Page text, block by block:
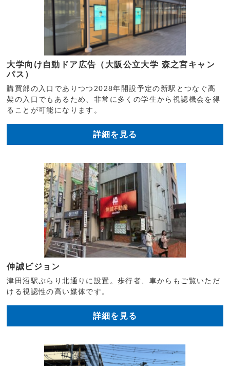
大学向け自動ドア広告（大阪公立大学 森之宮キャン
パス）
購買部の入口でありつつ2028年開設予定の新駅とつなぐ高
架の入口でもあるため、非常に多くの学生から視認機会を得
ることが可能になります。
詳細を見る
伸誠ビジョン
津田沼駅ぷらり北通りに設置。歩行者、車からもご覧いただ
ける視認性の高い媒体です。
詳細を見る